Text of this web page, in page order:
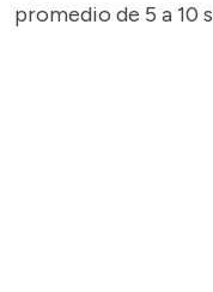
promedio de 5 a 10